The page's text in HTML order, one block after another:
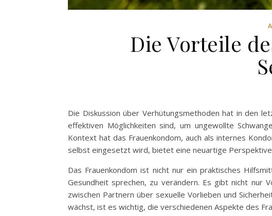
Die Vorteile
Die Diskussion über Verhütungsmethoden hat in den
effektiven Möglichkeiten sind, um ungewollte
Kontext hat das Frauenkondom, auch als internes
selbst eingesetzt wird, bietet eine neuartige
Das Frauenkondom ist nicht nur ein praktisches
Gesundheit sprechen, zu verändern. Es gibt nicht nur
zwischen Partnern über sexuelle Vorlieben und
wächst, ist es wichtig, die verschiedenen Aspekte des